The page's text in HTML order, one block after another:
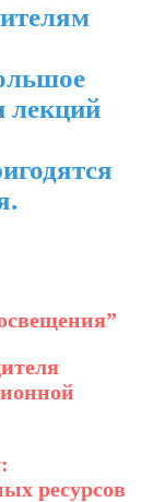
лекций
ресурсов